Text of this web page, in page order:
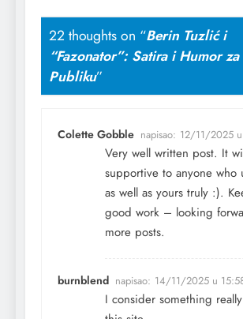
22 thoughts on “Berin Tuzlić i
“Fazonator”: Satira i Humor
Publiku”
Colette Gobble napisao: 12/11/2025
Very well written post. It
supportive to anyone who
as well as yours truly :).
good work – looking
more posts.
burnblend napisao: 14/11/2025 u
I consider something